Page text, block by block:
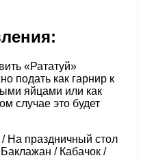
«Рататуй»
подать как гарнир к
яйцами или как
случае это будет
На праздничный стол
/ Кабачок /